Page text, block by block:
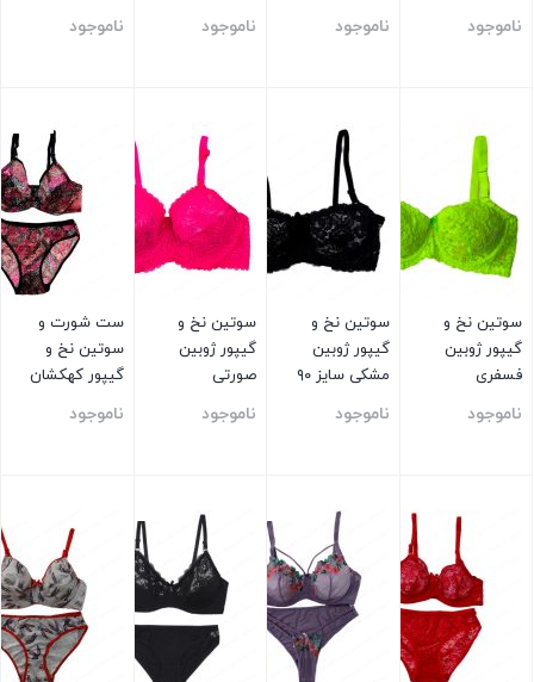
ناموجود ناموجود ناموجود ناموجود
سوتین نخ و
گیپور ژوبین
فسفری
ناموجود
سوتین نخ و
گیپور ژوبین
مشکی سایز ۹۰
ناموجود
سوتین نخ و
گیپور ژوبین
صورتی
ناموجود
ست شورت و
سوتین نخ و
گیپور کهکشان
ناموجود